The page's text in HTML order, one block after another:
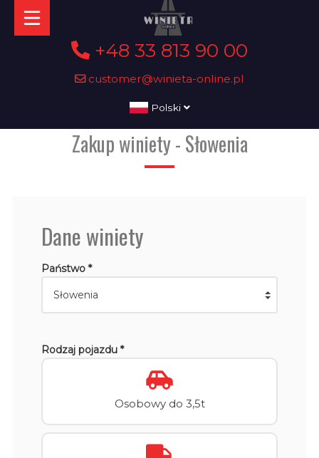
+48 33 813 90 00
customer@winieta-online.pl
Polski
Zakup winiety - Słowenia
Dane winiety
Państwo *
Rodzaj pojazdu *
Osobowy do 3,5t